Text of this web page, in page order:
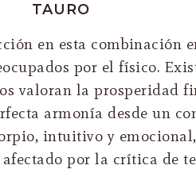
TAURO
en esta combinación
por el físico.
valoran la prosperidad
armonía desde un
intuitivo y
afectado por la crítica de